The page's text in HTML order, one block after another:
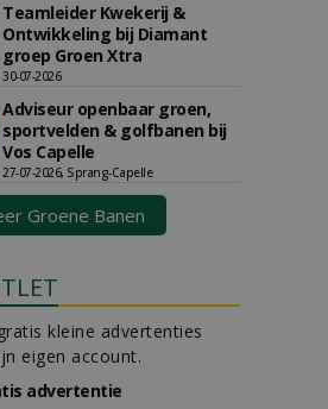
Teamleider Kwekerij &
Ontwikkeling bij Diamant
groep Groen Xtra
30-07-2026
Adviseur openbaar groen,
sportvelden & golfbanen bij
Vos Capelle
27-07-2026, Sprang-Capelle
Groene Banen
kleine advertenties
eigen account.
advertentie